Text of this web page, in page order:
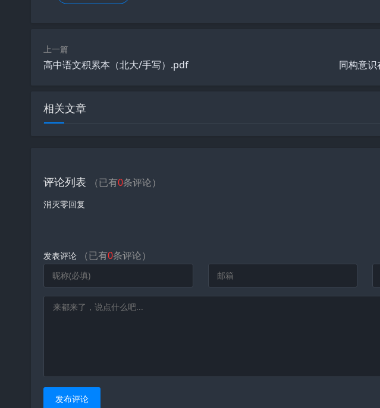
上一篇
高中语文积累本（北大/手写）.pdf 同构意
相关文章
评论列表 （已有0条评论）
消灭零回复
发表评论 （已有0条评论）
发布评论